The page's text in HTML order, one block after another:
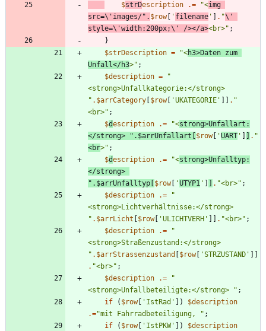
$strDescription .= "<img
src=\ 'images/" . $row[ ' filename ' . "\ '
style=\ 'width:200px;\ ' /></a><br>" ;
}
$strDescription = "<h3>Daten zum
Unfall</h3>" ;
$description =
"
" . $arrCategory $row[ 'UKATEGORIE' . "
<br>" ;
$description .= "<strong>Unfallart:
</strong>
" . $arrUnfallart $row[ 'UART ' . "
<br>" ;
$description .= "<strong>Unfalltyp:
" . $arrUnfalltyp $row[ 'UTYP1 ' . "<br>" ;
$description
.=
"
" . $arrLicht $row[ 'ULICHTVERH' . "<br>" ;
$description
.=
"
" . $arrStrassenzustand $row[ 'STRZUSTAND'
. "<br>" ;
$description
.=
"
<strong>Unfallbeteiligte:</strong>
" ;
if
( $row[ 'IstRad' ])
$description
.="mit Fahrradbeteiligung, " ;
if
( $row[ 'IstPKW' ])
$description